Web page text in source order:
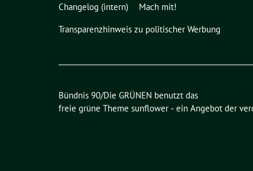
Changelog (intern)
Mach mit!
Transparenzhinweis zu politischer Werbung
Bündnis 90/Die GRÜNEN benutzt das
freie grüne Theme sunflower ‐ ein Angebot der